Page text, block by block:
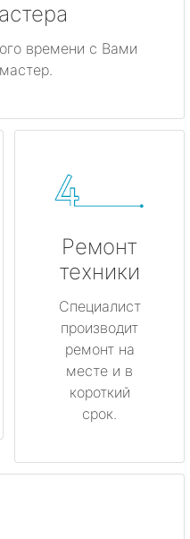
времени с Вами
Ремонт
техники
Специалист
производит
ремонт на
месте и в
короткий
срок.